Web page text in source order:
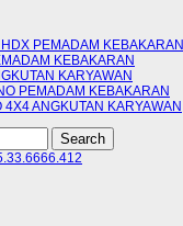
PEMADAM KEBAKARAN
KEBAKARAN
KARYAWAN
PEMADAM KEBAKARAN
4X4 ANGKUTAN KARYAWAN